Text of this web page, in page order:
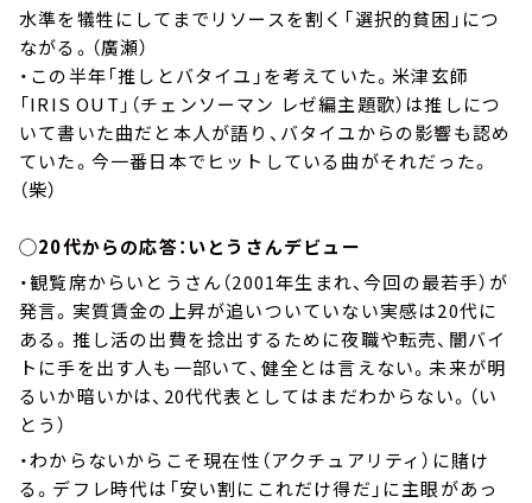
水準を犠牲にしてまでリソースを割く「選択的貧困」につ
ながる。（廣瀬）
・この半年「推しとバタイユ」を考えていた。米津玄師
「IRIS OUT」（チェンソーマン レゼ編主題歌）は推しにつ
いて書いた曲だと本人が語り、バタイユからの影響も認め
ていた。今一番日本でヒットしている曲がそれだった。
（柴）
◯20代からの応答：いとうさんデビュー
・観覧席からいとうさん（2001年生まれ、今回の最若手）が
発言。実質賃金の上昇が追いついていない実感は20代に
ある。推し活の出費を捻出するために夜職や転売、闇バイ
トに手を出す人も一部いて、健全とは言えない。未来が明
るいか暗いかは、20代代表としてはまだわからない。（い
とう）
・わからないからこそ現在性（アクチュアリティ）に賭け
る。デフレ時代は「安い割にこれだけ得だ」に主眼があっ